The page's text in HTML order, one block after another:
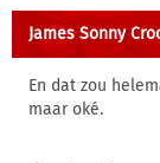
James Sonny
En dat zou
maar oké.